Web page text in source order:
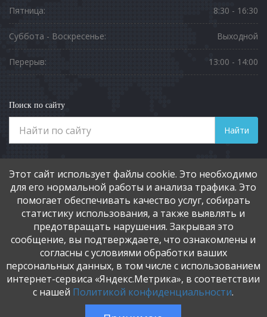
Пятница: 8:30 - 16:30
Суббота - Воскресенье: Выходной
Перерыв: 13:00 - 14:00
Поиск по сайту
Найти
Телефоны
8 (3812) 901-551
Социальные сети
Этот сайт использует файлы cookie. Это необходимо
для его нормальной работы и анализа трафика. Это
помогает обеспечивать качество услуг, собирать
статистику использования, а также выявлять и
предотвращать нарушения. Закрывая это
сообщение, вы подтверждаете, что ознакомлены и
согласны с условиями обработки ваших
персональных данных, в том числе с использованием
интернет-сервиса «Яндекс.Метрика», в соответствии
с нашей Политикой конфиденциальности.